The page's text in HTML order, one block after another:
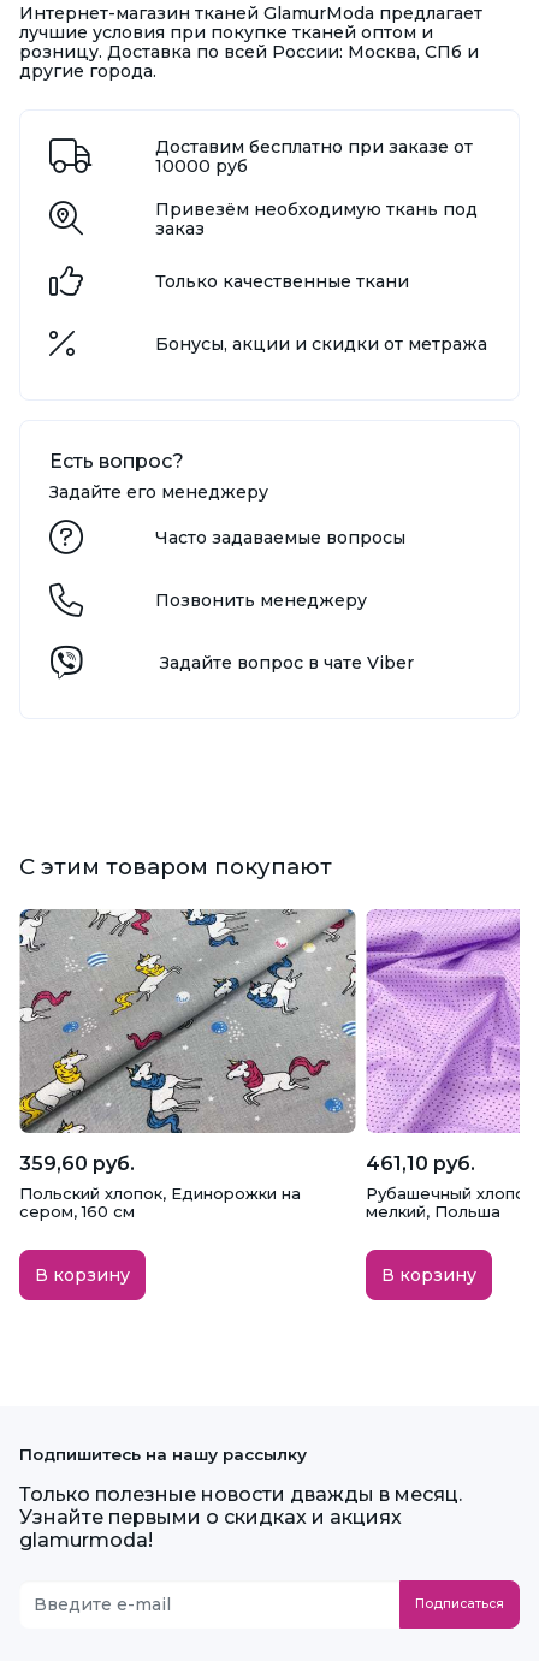
Интернет-магазин тканей GlamurModa предлагает
лучшие условия при покупке тканей оптом и
розницу. Доставка по всей России: Москва, СПб и
другие города.
Доставим бесплатно при заказе от
10000 руб
Привезём необходимую ткань под
заказ
Только качественные ткани
Бонусы, акции и скидки от метража
Есть вопрос?
Задайте его менеджеру
Часто задаваемые вопросы
Позвонить менеджеру
Задайте вопрос в чате Viber
С этим товаром покупают
359,60 руб.
Польский хлопок, Единорожки на
сером, 160 см
В корзину
461,10 руб.
Рубашечный
мелкий, Польша
В корзину
Подпишитесь на нашу рассылку
Только полезные новости дважды в месяц.
Узнайте первыми о скидках и акциях
glamurmoda!